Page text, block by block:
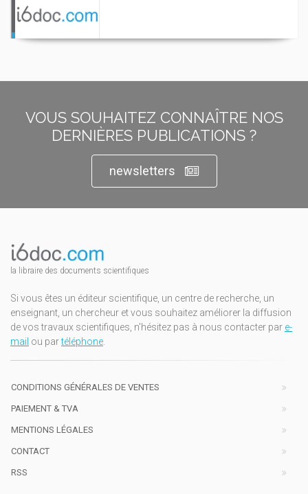
VOUS SOUHAITEZ CONNAÎTRE NOS
DERNIÈRES PUBLICATIONS ?
newsletters
la libraire des documents scientifiques
Si vous êtes un éditeur scientifique, un centre de recherche, un
enseignant, un chercheur et vous souhaitez améliorer la diffusion
de vos travaux scientifiques, n'hésitez pas à nous contacter par e-
mail ou partéléphone.
CONDITIONS GÉNÉRALES DE VENTES
PAIEMENT & TVA
MENTIONS LÉGALES
CONTACT
RSS